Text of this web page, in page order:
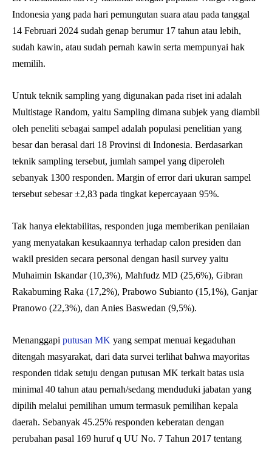
Indonesia yang pada hari pemungutan suara atau pada tanggal
14 Februari 2024 sudah genap berumur 17 tahun atau lebih,
sudah kawin, atau sudah pernah kawin serta mempunyai hak
memilih.
Untuk teknik sampling yang digunakan pada riset ini adalah
Multistage Random, yaitu Sampling dimana subjek yang diambil
oleh peneliti sebagai sampel adalah populasi penelitian yang
besar dan berasal dari 18 Provinsi di Indonesia. Berdasarkan
teknik sampling tersebut, jumlah sampel yang diperoleh
sebanyak 1300 responden. Margin of error dari ukuran sampel
tersebut sebesar ±2,83 pada tingkat kepercayaan 95%.
Tak hanya elektabilitas, responden juga memberikan penilaian
yang menyatakan kesukaannya terhadap calon presiden dan
wakil presiden secara personal dengan hasil survey yaitu
Muhaimin Iskandar (10,3%), Mahfudz MD (25,6%), Gibran
Rakabuming Raka (17,2%), Prabowo Subianto (15,1%), Ganjar
Pranowo (22,3%), dan Anies Baswedan (9,5%).
Menanggapi putusan MK yang sempat menuai kegaduhan
ditengah masyarakat, dari data survei terlihat bahwa mayoritas
responden tidak setuju dengan putusan MK terkait batas usia
minimal 40 tahun atau pernah/sedang menduduki jabatan yang
dipilih melalui pemilihan umum termasuk pemilihan kepala
daerah. Sebanyak 45.25% responden keberatan dengan
perubahan pasal 169 huruf q UU No. 7 Tahun 2017 tentang